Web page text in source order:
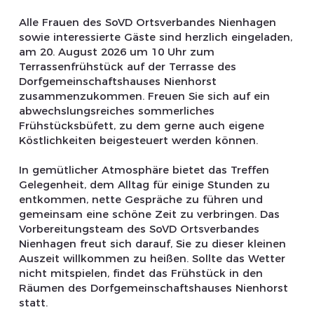
Alle Frauen des SoVD Ortsverbandes Nienhagen
sowie interessierte Gäste sind herzlich eingeladen,
am 20. August 2026 um 10 Uhr zum
Terrassenfrühstück auf der Terrasse des
Dorfgemeinschaftshauses Nienhorst
zusammenzukommen. Freuen Sie sich auf ein
abwechslungsreiches sommerliches
Frühstücksbüfett, zu dem gerne auch eigene
Köstlichkeiten beigesteuert werden können.
In gemütlicher Atmosphäre bietet das Treffen
Gelegenheit, dem Alltag für einige Stunden zu
entkommen, nette Gespräche zu führen und
gemeinsam eine schöne Zeit zu verbringen. Das
Vorbereitungsteam des SoVD Ortsverbandes
Nienhagen freut sich darauf, Sie zu dieser kleinen
Auszeit willkommen zu heißen. Sollte das Wetter
nicht mitspielen, findet das Frühstück in den
Räumen des Dorfgemeinschaftshauses Nienhorst
statt.